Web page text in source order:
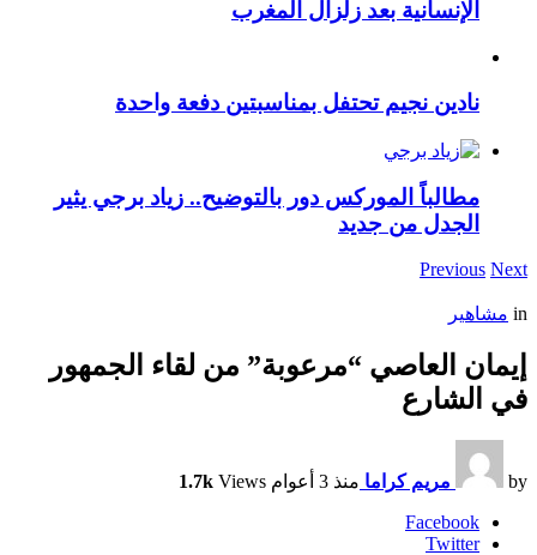
الإنسانية بعد زلزال المغرب
نادين نجيم تحتفل بمناسبتين دفعة واحدة
مطالباً الموركس دور بالتوضيح.. زياد برجي يثير
الجدل من جديد
Previous Next
in مشاهير
إيمان العاصي “مرعوبة” من لقاء الجمهور
في الشارع
by مريم كراما منذ 3 أعوام 1.7k Views
Facebook
Twitter